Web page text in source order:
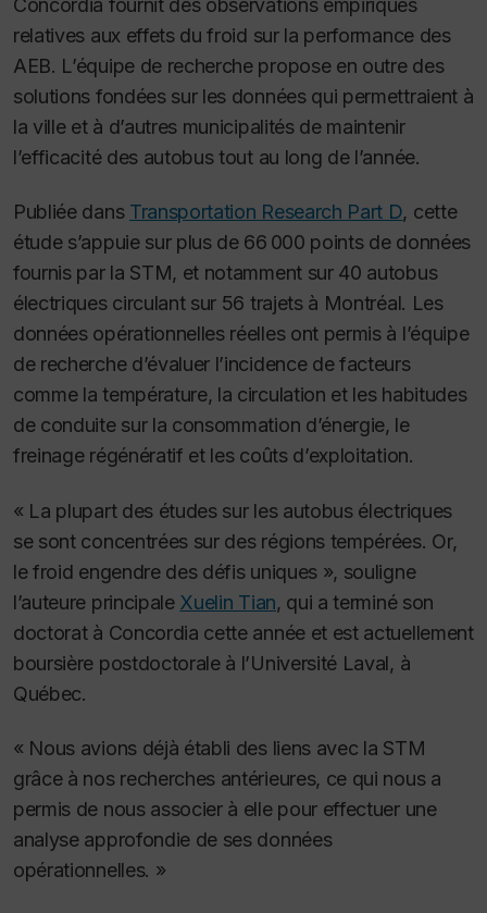
relatives aux effets du froid sur la performance des
AEB. L’équipe de recherche propose en outre des
solutions fondées sur les données qui permettraient à
la ville et à d’autres municipalités de maintenir
l’efficacité des autobus tout au long de l’année.
Publiée dans Transportation Research Part D, cette
étude s’appuie sur plus de 66 000 points de données
fournis par la STM, et notamment sur 40 autobus
électriques circulant sur 56 trajets à Montréal. Les
données opérationnelles réelles ont permis à l’équipe
de recherche d’évaluer l’incidence de facteurs
comme la température, la circulation et les habitudes
de conduite sur la consommation d’énergie, le
freinage régénératif et les coûts d’exploitation.
« La plupart des études sur les autobus électriques
se sont concentrées sur des régions tempérées. Or,
le froid engendre des défis uniques », souligne
l’auteure principale Xuelin Tian, qui a terminé son
doctorat à Concordia cette année et est actuellement
boursière postdoctorale à l’Université Laval, à
Québec.
« Nous avions déjà établi des liens avec la STM
grâce à nos recherches antérieures, ce qui nous a
permis de nous associer à elle pour effectuer une
analyse approfondie de ses données
opérationnelles. »